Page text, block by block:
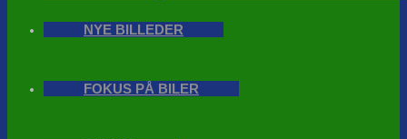
NYE BILLEDER
FOKUS PÅ BILER